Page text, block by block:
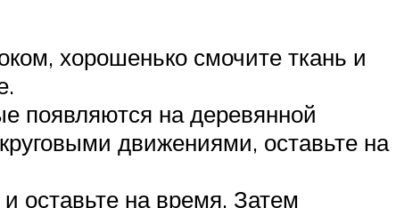
хорошенько смочите ткань и
появляются на деревянной
движениями, оставьте на
оставьте на время. Затем